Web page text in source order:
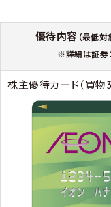
優待内容 （最低
※詳細は証券
株主優待カード（買物3